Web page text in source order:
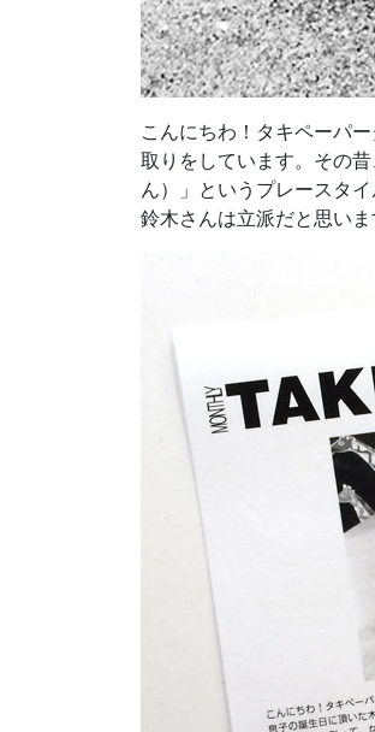
こんにちわ！タキペーパ
取りをしています。その
ん）」というプレースタ
鈴木さんは立派だと思い